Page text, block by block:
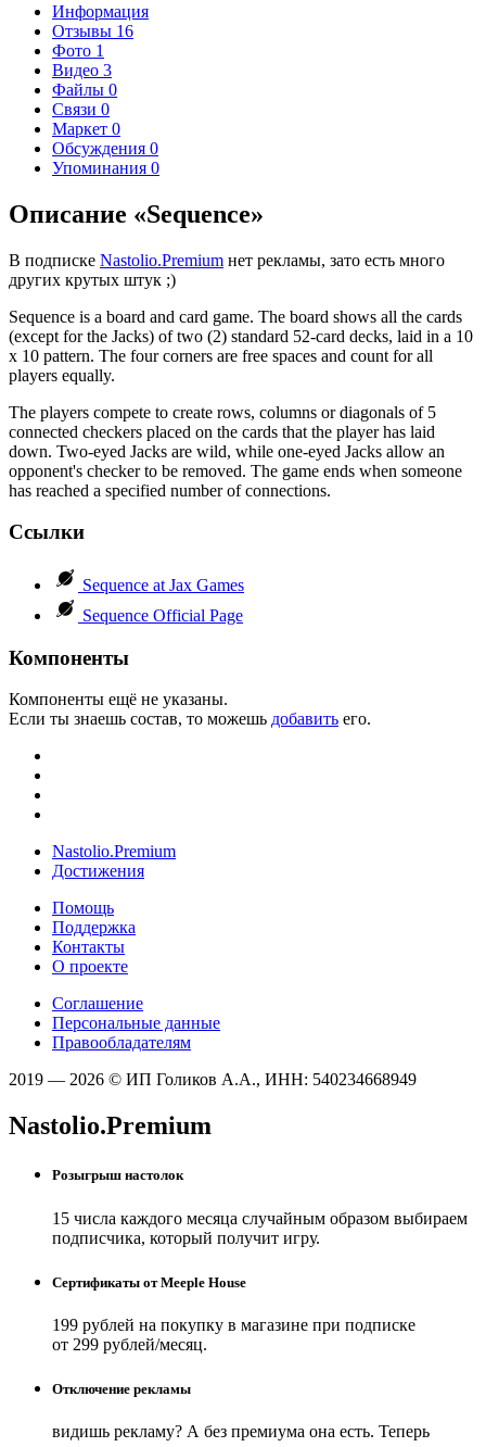
Информация
Отзывы 16
Фото 1
Видео 3
Файлы 0
Связи 0
Маркет 0
Обсуждения 0
Упоминания 0
Описание «Sequence»
В подписке Nastolio.Premium нет рекламы, зато есть много
других крутых штук ;)
Sequence is a board and card game. The board shows all the cards
(except for the Jacks) of two (2) standard 52-card decks, laid in a 10
x 10 pattern. The four corners are free spaces and count for all
players equally.
The players compete to create rows, columns or diagonals of 5
connected checkers placed on the cards that the player has laid
down. Two-eyed Jacks are wild, while one-eyed Jacks allow an
opponent's checker to be removed. The game ends when someone
has reached a specified number of connections.
Ссылки
Sequence at Jax Games
Sequence Official Page
Компоненты
Компоненты ещё не указаны.
Если ты знаешь состав, то можешь добавить его.
Nastolio.Premium
Достижения
Помощь
Поддержка
Контакты
О проекте
Соглашение
Персональные данные
Правообладателям
2019 — 2026 © ИП Голиков А.А., ИНН: 540234668949
Nastolio.Premium
Розыгрыш настолок
15 числа каждого месяца случайным образом выбираем
подписчика, который получит игру.
Сертификаты от Meeple House
199 рублей на покупку в магазине при подписке
от 299 рублей/месяц.
Отключение рекламы
видишь рекламу? А без премиума она есть. Теперь